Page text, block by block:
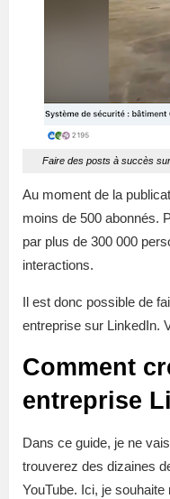
Faire des posts à succès
Au moment de la
moins de 500 abonnés.
par plus de 300 000
interactions.
Il est donc possible de
entreprise sur LinkedIn.
Comment
entreprise
Dans ce guide, je ne
trouverez des dizaines
YouTube. Ici, je souhaite